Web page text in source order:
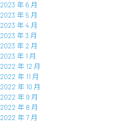
2023 年 6 月
2023 年 5 月
2023 年 4 月
2023 年 3 月
2023 年 2 月
2023 年 1 月
2022 年 12 月
2022 年 11 月
2022 年 10 月
2022 年 9 月
2022 年 8 月
2022 年 7 月